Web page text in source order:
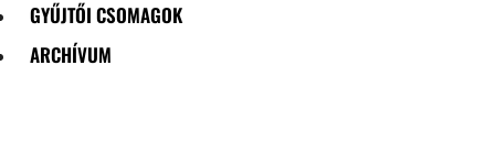
GYŰJTŐI CSOMAGOK
ARCHÍVUM